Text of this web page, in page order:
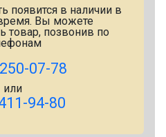
появится в наличии в
Вы можете
товар, позвонив по
07-78
или
94-80